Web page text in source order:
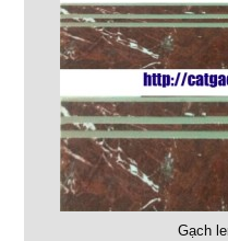
Gạch